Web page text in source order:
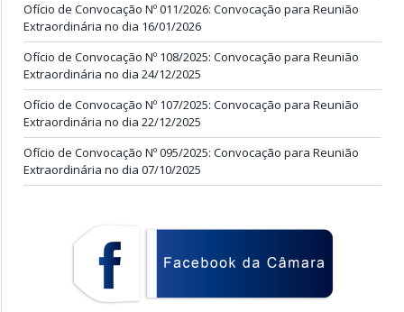
Ofício de Convocação Nº 011/2026: Convocação para Reunião
Extraordinária no dia 16/01/2026
Ofício de Convocação Nº 108/2025: Convocação para Reunião
Extraordinária no dia 24/12/2025
Ofício de Convocação Nº 107/2025: Convocação para Reunião
Extraordinária no dia 22/12/2025
Ofício de Convocação Nº 095/2025: Convocação para Reunião
Extraordinária no dia 07/10/2025